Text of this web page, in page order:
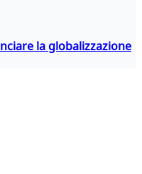
la globalizzazione